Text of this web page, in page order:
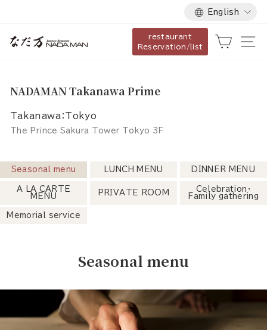
content
Language
English
restaurant
Reservation/list
Cart
NADAMAN Takanawa Prime
Takanawa：Tokyo
The Prince Sakura Tower Tokyo 3F
Seasonal menu LUNCH MENU DINNER MENU
A LA CARTE
MENU
PRIVATE ROOM
Celebration・
Family gathering
Memorial service
Seasonal menu